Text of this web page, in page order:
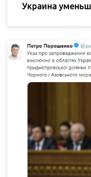
Украина